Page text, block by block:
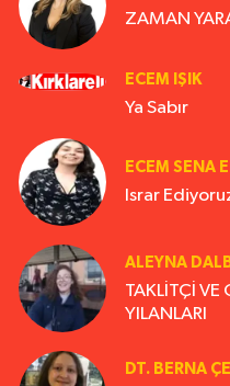
ZAMAN
ECEM IŞIK
Ya Sabır
ECEM SENA
Israr
ALEYNA
TAKLİTÇİ VE
YILANLARI
DT. BERNA